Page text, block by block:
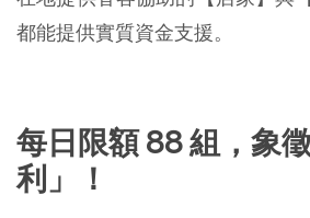
都能提供實質資金支援。
每日限額 88 組，象
利」！